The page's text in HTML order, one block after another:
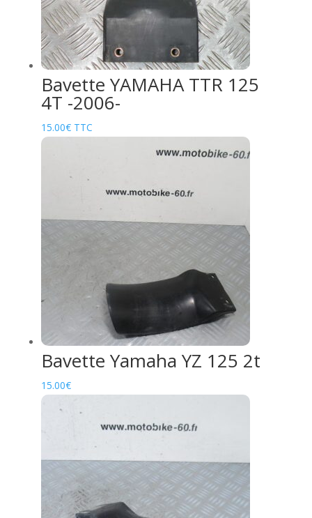
Bavette YAMAHA TTR 125
4T -2006-
15.00€ TTC
Bavette Yamaha YZ 125 2t
15.00€